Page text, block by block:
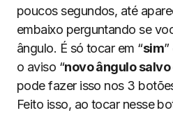
poucos segundos, até
embaixo perguntando se
ângulo. É só tocar em “sim
o aviso “novo ângulo
pode fazer isso nos 3
Feito isso, ao tocar nesse